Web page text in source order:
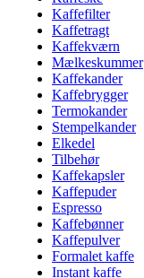
Kaffefilter
Kaffetragt
Kaffekværn
Mælkeskummer
Kaffekander
Kaffebrygger
Termokander
Stempelkander
Elkedel
Tilbehør
Kaffekapsler
Kaffepuder
Espresso
Kaffebønner
Kaffepulver
Formalet kaffe
Instant kaffe